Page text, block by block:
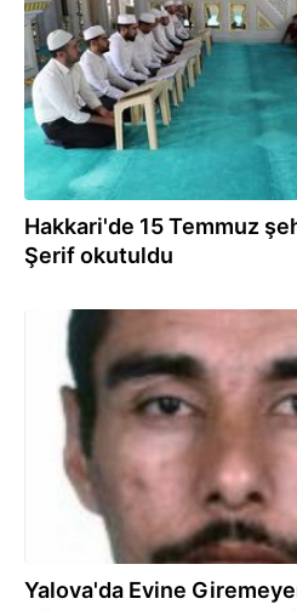
Hakkari'de 15 Temmuz
Şerif okutuldu
12.07.2023
Yalova'da Evine